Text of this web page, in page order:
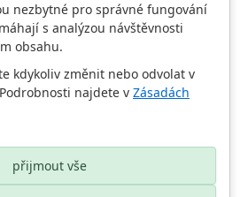
nezbytné pro správné fungování
s analýzou návštěvnosti
obsahu.
kdykoliv změnit nebo odvolat v
najdete v Zásadách
přijmout vše